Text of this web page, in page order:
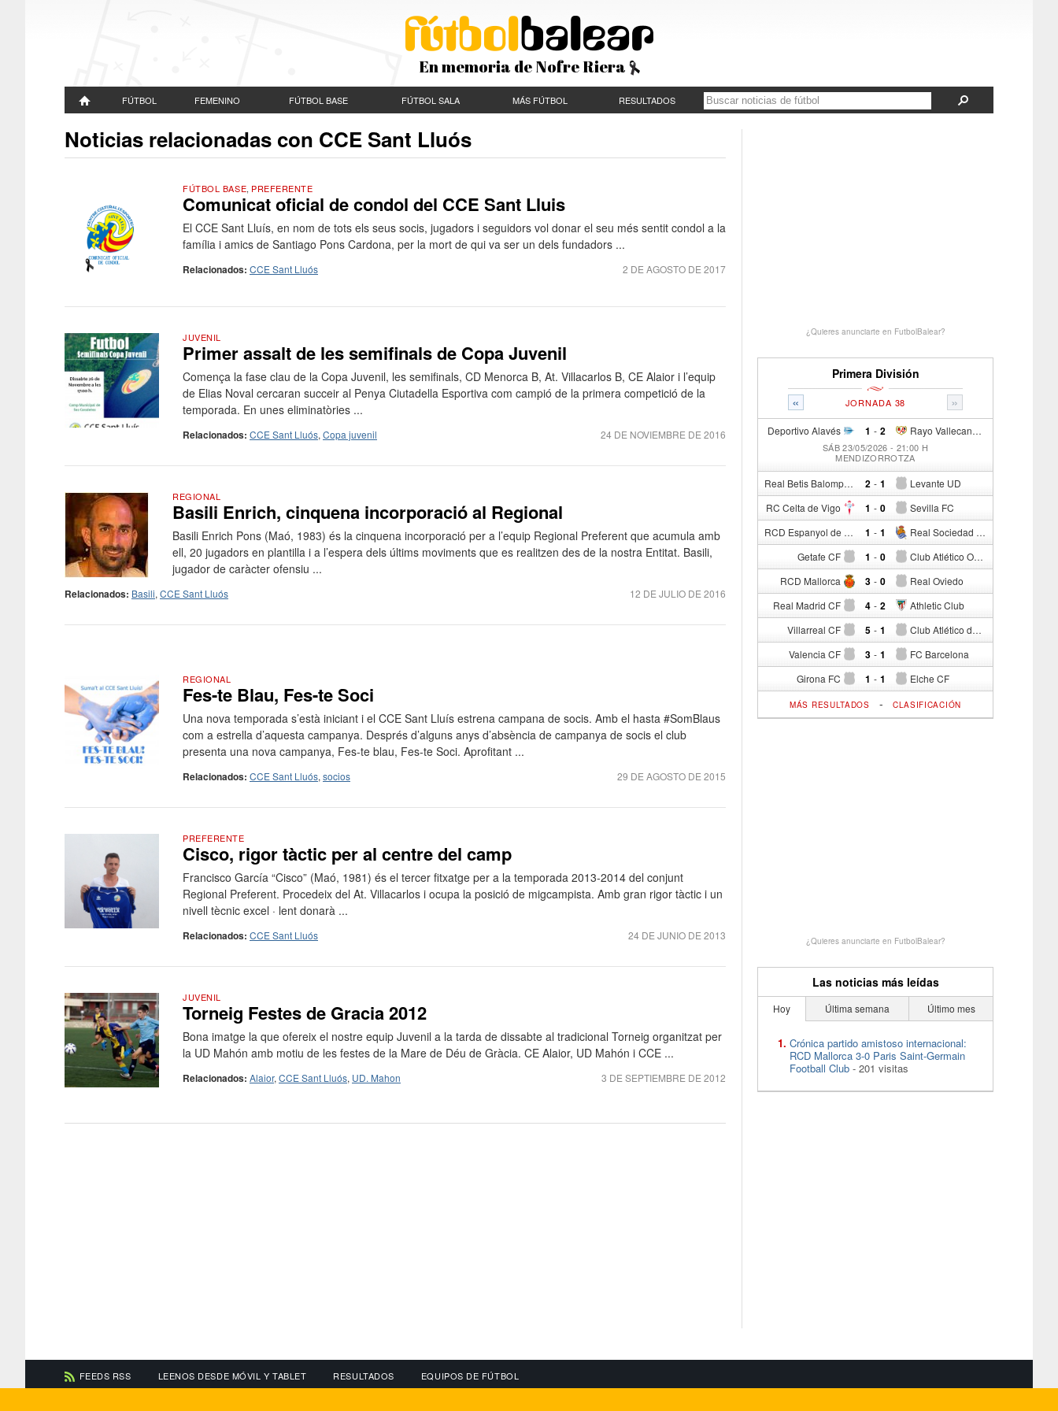
En memoria de Nofre Riera
FÚTBOL FEMENINO FÚTBOL BASE FÚTBOL SALA MÁS FÚTBOL RESULTADOS
Noticias relacionadas con CCE Sant Lluós
FÚTBOL BASE, PREFERENTE
Comunicat oficial de condol del CCE Sant Lluis
El CCE Sant Lluís, en nom de tots els seus socis, jugadors i seguidors vol donar el seu més sentit condol a la
família i amics de Santiago Pons Cardona, per la mort de qui va ser un dels fundadors ...
2 DE AGOSTO DE 2017
Relacionados: CCE Sant Lluós
JUVENIL
Primer assalt de les semifinals de Copa Juvenil
Comença la fase clau de la Copa Juvenil, les semifinals, CD Menorca B, At. Villacarlos B, CE Alaior i l’equip
de Elias Noval cercaran succeir al Penya Ciutadella Esportiva com campió de la primera competició de la
temporada. En unes eliminatòries ...
24 DE NOVIEMBRE DE 2016
Relacionados: CCE Sant Lluós, Copa juvenil
REGIONAL
Basili Enrich, cinquena incorporació al Regional
Basili Enrich Pons (Maó, 1983) és la cinquena incorporació per a l’equip Regional Preferent que acumula amb
ell, 20 jugadors en plantilla i a l’espera dels últims moviments que es realitzen des de la nostra Entitat. Basili,
jugador de caràcter ofensiu ...
12 DE JULIO DE 2016
Relacionados: Basili, CCE Sant Lluós
REGIONAL
Fes-te Blau, Fes-te Soci
Una nova temporada s’està iniciant i el CCE Sant Lluís estrena campana de socis. Amb el hasta #SomBlaus
com a estrella d’aquesta campanya. Després d’alguns anys d’absència de campanya de socis el club
presenta una nova campanya, Fes-te blau, Fes-te Soci. Aprofitant ...
29 DE AGOSTO DE 2015
Relacionados: CCE Sant Lluós, socios
PREFERENTE
Cisco, rigor tàctic per al centre del camp
Francisco García “Cisco” (Maó, 1981) és el tercer fitxatge per a la temporada 2013-2014 del conjunt
Regional Preferent. Procedeix del At. Villacarlos i ocupa la posició de migcampista. Amb gran rigor tàctic i un
nivell tècnic excel · lent donarà ...
24 DE JUNIO DE 2013
Relacionados: CCE Sant Lluós
JUVENIL
Torneig Festes de Gracia 2012
Bona imatge la que ofereix el nostre equip Juvenil a la tarda de dissabte al tradicional Torneig organitzat per
la UD Mahón amb motiu de les festes de la Mare de Déu de Gràcia. CE Alaior, UD Mahón i CCE ...
3 DE SEPTIEMBRE DE 2012
Relacionados: Alaior, CCE Sant Lluós, UD. Mahon
¿Quieres anunciarte en FutbolBalear?
Primera División
« »
JORNADA 38
Deportivo Alavés 1 - Rayo Vallecano de Madrid
2
SÁB 23/05/2026 - 21:00 H
MENDIZORROTZA
Real Betis Balompié 2 - Levante UD
1
RC Celta de Vigo 1 - Sevilla FC
0
RCD Espanyol de Barcelona 1 - Real Sociedad de Fútbol
1
Getafe CF 1 - Club Atlético Osasuna
0
RCD Mallorca 3 - Real Oviedo
0
Real Madrid CF 4 - Athletic Club
2
Villarreal CF 5 - Club Atlético de Madrid
1
Valencia CF 3 - FC Barcelona
1
Girona FC 1 - Elche CF
1
MÁS RESULTADOS - CLASIFICACIÓN
¿Quieres anunciarte en FutbolBalear?
Las noticias más leídas
Hoy Última semana Último mes
Crónica partido amistoso internacional:
RCD Mallorca 3-0 Paris Saint-Germain
Football Club - 201 visitas
FEEDS RSS LEENOS DESDE MÓVIL Y TABLET RESULTADOS EQUIPOS DE FÚTBOL